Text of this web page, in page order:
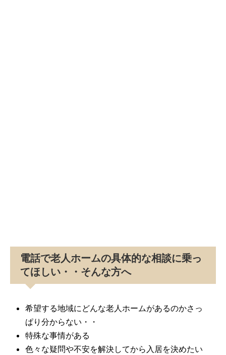
電話で老人ホームの具体的な相談に乗っ
てほしい・・そんな方へ
希望する地域にどんな老人ホームがあるのかさっ
ぱり分からない・・
特殊な事情がある
色々な疑問や不安を解決してから入居を決めたい